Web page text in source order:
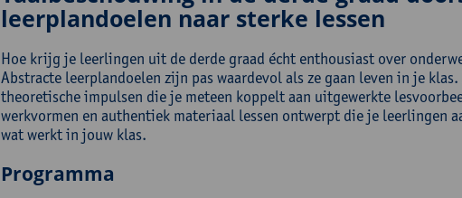
leerplandoelen naar sterke lessen
Hoe krijg je leerlingen uit de derde graad écht enthousiast over
Abstracte leerplandoelen zijn pas waardevol als ze gaan leven in je
theoretische impulsen die je meteen koppelt aan uitgewerkte
werkvormen en authentiek materiaal lessen ontwerpt die je leerlingen
wat werkt in jouw klas.
Programma